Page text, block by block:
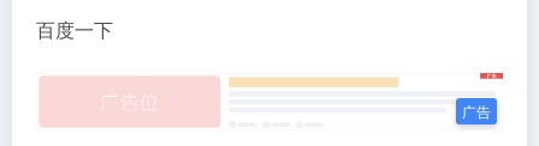
百度一下